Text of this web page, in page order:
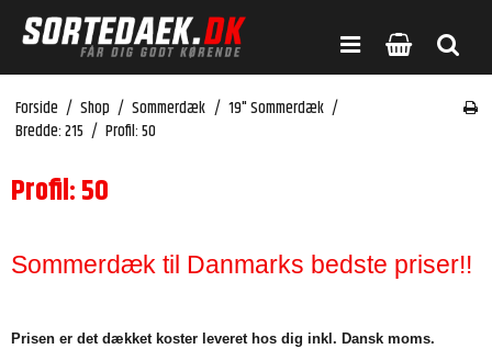
Forside / Shop / Sommerdæk / 19" Sommerdæk /
Bredde: 215 / Profil: 50
Profil: 50
Sommerdæk til Danmarks bedste priser!!
Prisen er det dækket koster leveret hos dig inkl. Dansk moms.